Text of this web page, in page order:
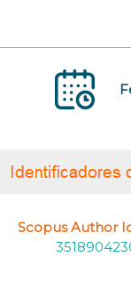
Scopus Author